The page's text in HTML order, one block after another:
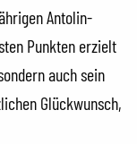
Antolin-
Punkten erzielt
auch sein
Glückwunsch,